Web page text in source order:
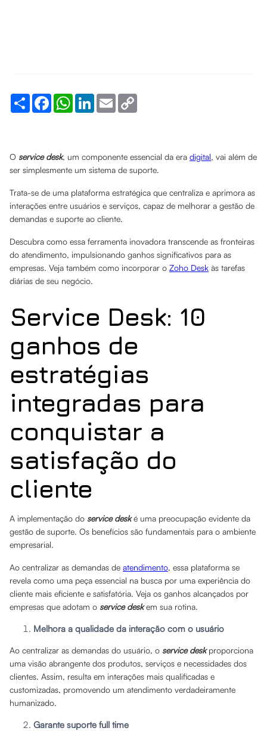
Share FacebookWhatsApp
LinkedInEmail
O service desk, um componente essencial da era digital, vai além de
ser simplesmente um sistema de suporte.
Trata-se de uma plataforma estratégica que centraliza e aprimora as
interações entre usuários e serviços, capaz de melhorar a gestão de
demandas e suporte ao cliente.
Descubra como essa ferramenta inovadora transcende as fronteiras
do atendimento, impulsionando ganhos significativos para as
empresas. Veja também como incorporar o Zoho Desk às tarefas
diárias de seu negócio.
Service Desk: 10
ganhos de
estratégias
integradas para
conquistar a
satisfação do
cliente
A implementação do service deské uma preocupação evidente da
gestão de suporte. Os benefícios são fundamentais para o ambiente
empresarial.
Ao centralizar as demandas de atendimento, essa plataforma se
revela como uma peça essencial na busca por uma experiência do
cliente mais eficiente e satisfatória. Veja os ganhos alcançados por
empresas que adotam o service deskem sua rotina.
Melhora a qualidade da interação com o usuário
Ao centralizar as demandas do usuário, o service deskproporciona
uma visão abrangente dos produtos, serviços e necessidades dos
clientes. Assim, resulta em interações mais qualificadas e
customizadas, promovendo um atendimento verdadeiramente
humanizado.
Garante suporte full time